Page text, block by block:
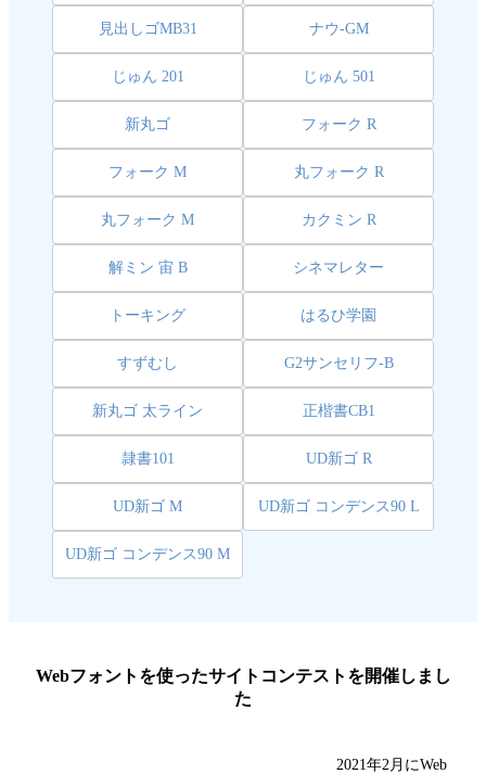
見出しゴMB31 ナウ-GM
じゅん 201 じゅん 501
新丸ゴ フォーク R
フォーク M 丸フォーク R
丸フォーク M カクミン R
解ミン 宙 B シネマレター
トーキング はるひ学園
すずむし G2サンセリフ-B
新丸ゴ 太ライン 正楷書CB1
隷書101 UD新ゴ R
UD新ゴ M UD新ゴ コンデンス90 L
UD新ゴ コンデンス90 M
Webフォントを使ったサイトコンテストを開催しまし
た
2021年2月にWeb